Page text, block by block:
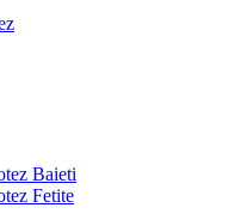
Baieti
Fetite